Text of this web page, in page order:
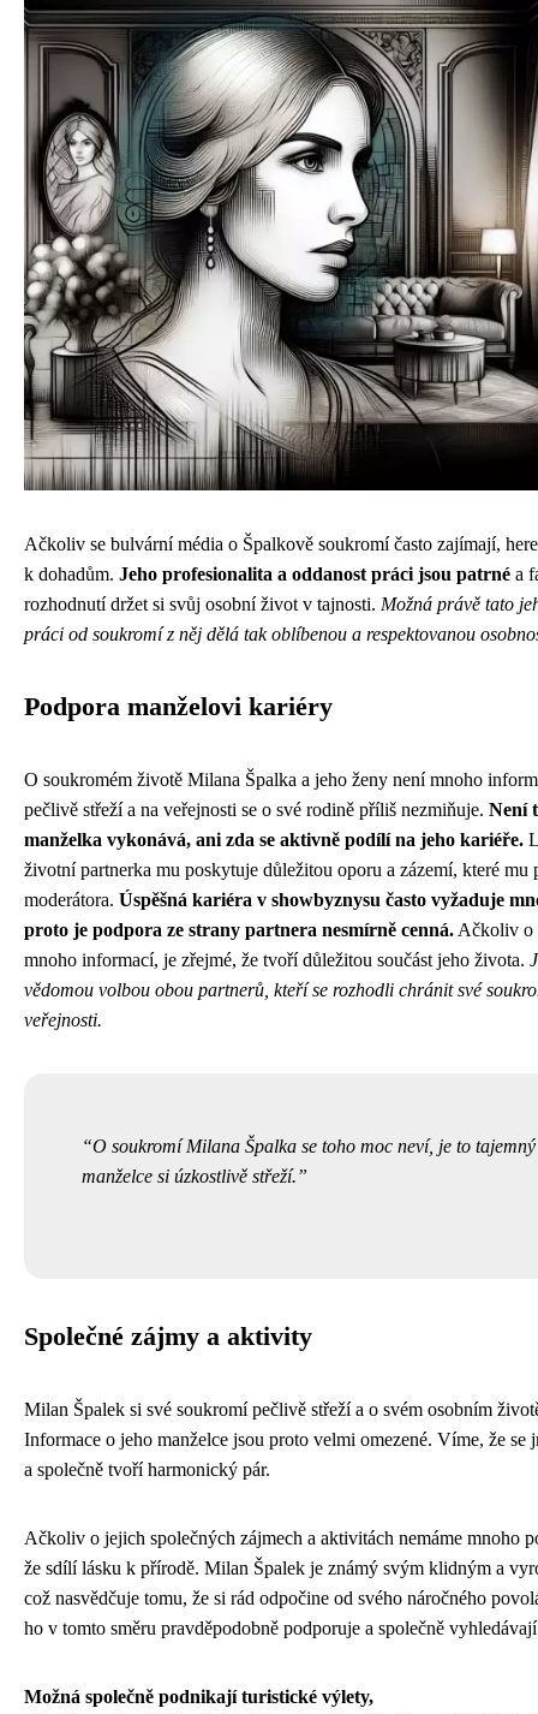
Ačkoliv se bulvární média o Špalkově soukromí často zajímají,
k dohadům. Jeho profesionalita a oddanost práci jsou patrné a
rozhodnutí držet si svůj osobní život v tajnosti. Možná právě tato
práci od soukromí z něj dělá tak oblíbenou a respektovanou
Podpora manželovi kariéry
O soukromém životě Milana Špalka a jeho ženy není mnoho
pečlivě střeží a na veřejnosti se o své rodině příliš nezmiňuje. Není
manželka vykonává, ani zda se aktivně podílí na jeho kariéře.
životní partnerka mu poskytuje důležitou oporu a zázemí, které mu
moderátora. Úspěšná kariéra v showbyznysu často vyžaduje
proto je podpora ze strany partnera nesmírně cenná. Ačkoliv o
mnoho informací, je zřejmé, že tvoří důležitou součást jeho života.
vědomou volbou obou partnerů, kteří se rozhodli chránit své
veřejnosti.
O soukromí Milana Špalka se toho moc neví, je to
manželce si úzkostlivě střeží.
Společné zájmy a aktivity
Milan Špalek si své soukromí pečlivě střeží a o svém osobním
Informace o jeho manželce jsou proto velmi omezené. Víme, že se
a společně tvoří harmonický pár.
Ačkoliv o jejich společných zájmech a aktivitách nemáme mnoho
že sdílí lásku k přírodě. Milan Špalek je známý svým klidným a
což nasvědčuje tomu, že si rád odpočine od svého náročného
ho v tomto směru pravděpodobně podporuje a společně
Možná společně podnikají turistické výlety,